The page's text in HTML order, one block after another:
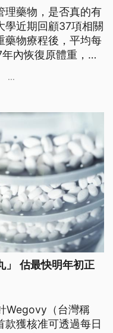
理藥物，是否真的有
學近期回顧37項相關
藥物療程後，平均每
內恢復原體重，使
研究成果已刊登在
...
」 估最快明年初正
Wegovy（台灣稱
款獲核准可透過每日